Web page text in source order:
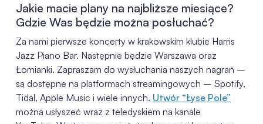
Jakie macie plany na najbliższe miesiące?
Gdzie Was będzie można posłuchać?
Za nami pierwsze koncerty w krakowskim klubie Harris
Jazz Piano Bar. Następnie będzie Warszawa oraz
Łomianki. Zapraszam do wysłuchania naszych nagrań –
są dostępne na platformach streamingowych – Spotify,
Tidal, Apple Music i wiele innych. Utwór “Łyse Pole”
można usłyszeć wraz z teledyskiem na kanale